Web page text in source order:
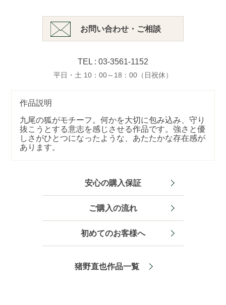
お問い合わせ・ご相談
TEL : 03-3561-1152
平日・土 10：00～18：00（日祝休）
作品説明
九尾の狐がモチーフ。何かを大切に包み込み、守り
抜こうとする意志を感じさせる作品です。強さと優
しさがひとつになったような、あたたかな存在感が
あります。
安心の購入保証
ご購入の流れ
初めてのお客様へ
猪野直也作品一覧